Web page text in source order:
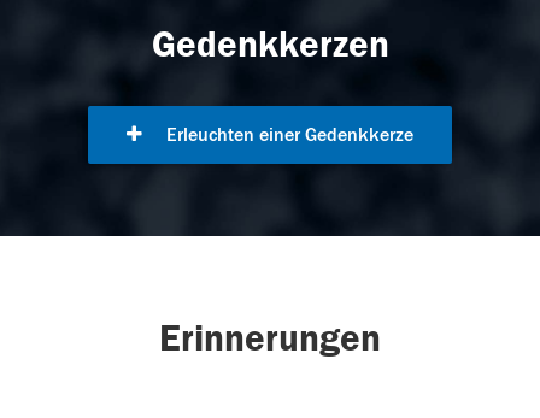
Gedenkkerzen
Erleuchten einer Gedenkkerze
Erinnerungen